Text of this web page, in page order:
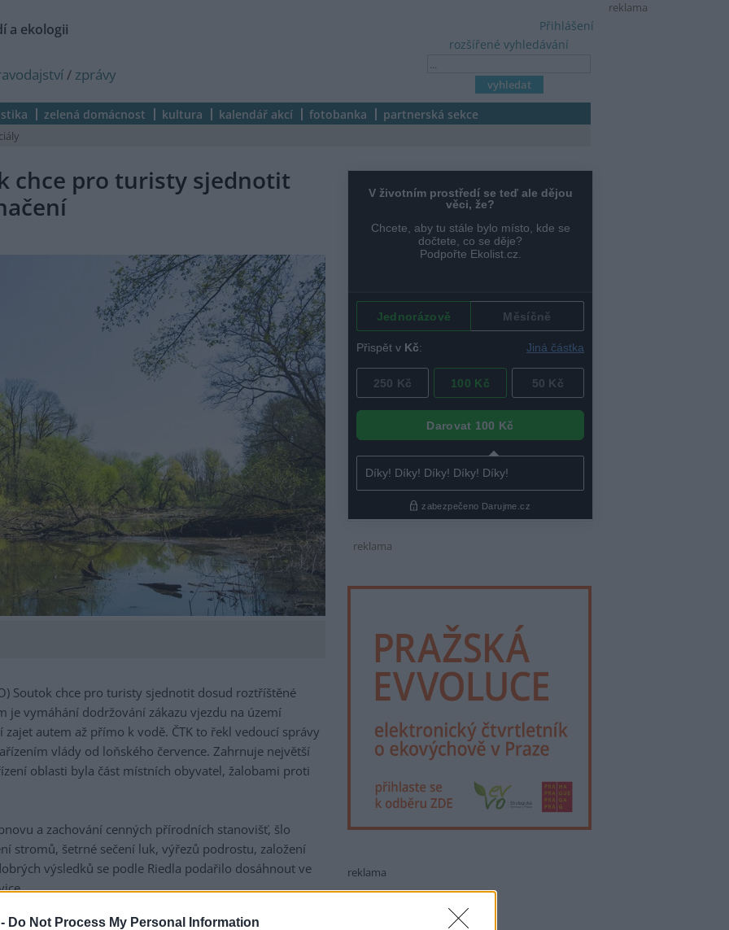
Do Not Process My Personal Information
reklama
a ekologii
/ zprávy
rozšířené vyhledávání
Přihlášení
zelená domácnost kultura kalendář akcí fotobanka partnerská sekce
chce pro turisty sjednotit
Soutok chce pro turisty sjednotit dosud roztříštěné
je vymáhání dodržování zákazu vjezdu na území
autem až přímo k vodě. ČTK to řekl vedoucí správy
vlády od loňského července. Zahrnuje největší
oblasti byla část místních obyvatel, žalobami proti
a zachování cenných přírodních stanovišť, šlo
stromů, šetrné sečení luk, výřezů podrostu, založení
výsledků se podle Riedla podařilo dosáhnout ve
porostů vyřezán podrost, a do lesa se tak dostalo
reklama
reklama